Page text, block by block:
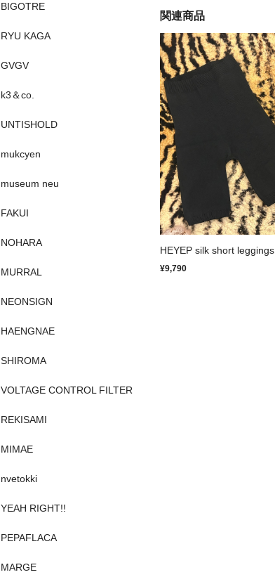
関連商品
HEYEP silk short leggings
¥9,790
BIGOTRE
RYU KAGA
GVGV
k3＆co.
UNTISHOLD
mukcyen
museum neu
FAKUI
NOHARA
MURRAL
NEONSIGN
HAENGNAE
SHIROMA
VOLTAGE CONTROL FILTER
REKISAMI
MIMAE
nvetokki
YEAH RIGHT!!
PEPAFLACA
MARGE